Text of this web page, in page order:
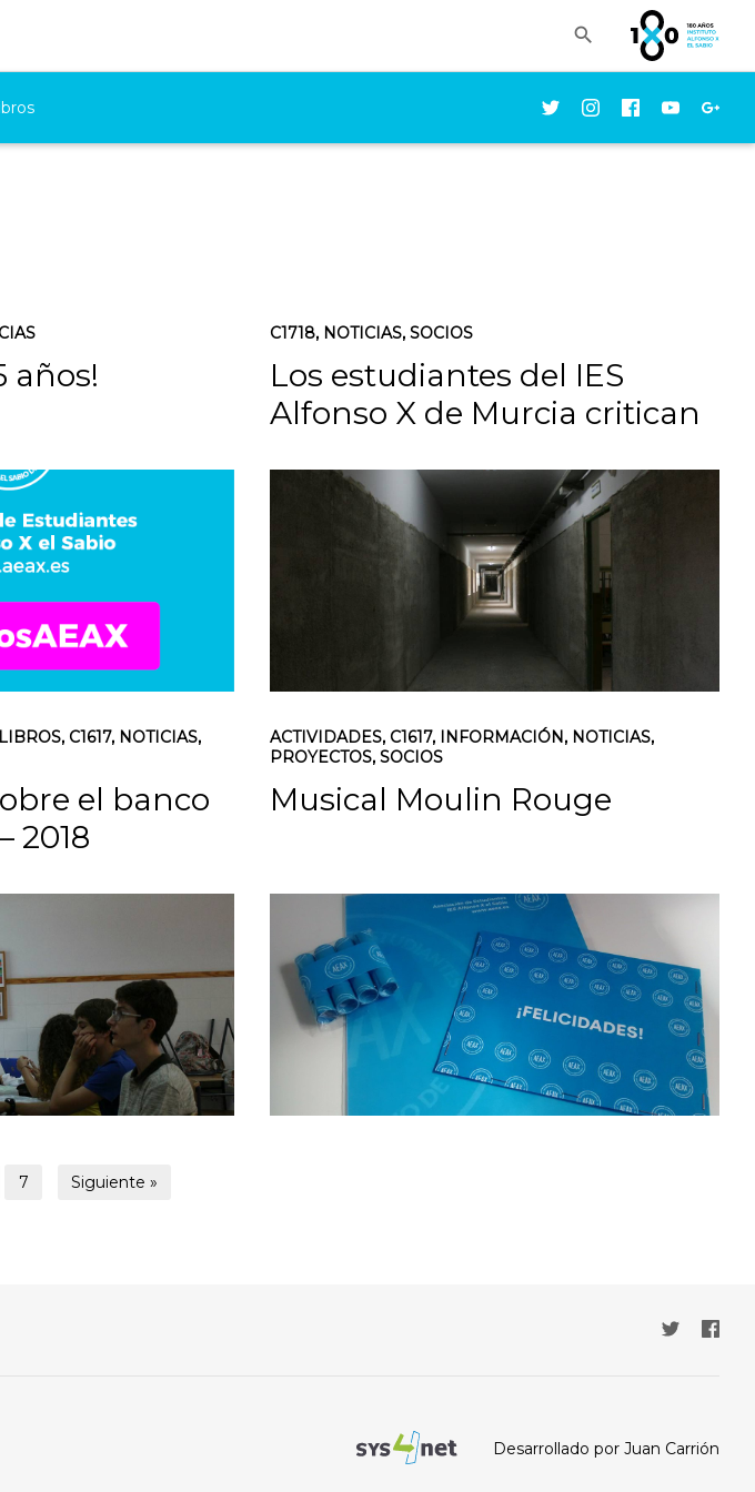

años!
C1718, NOTICIAS, SOCIOS
Los estudiantes del IES
Alfonso X de Murcia critican
derecho a la educación
, C1617, NOTICIAS,
el banco
2018
ACTIVIDADES, C1617, INFORMACIÓN, NOTICIAS,
PROYECTOS, SOCIOS
Musical Moulin Rouge
7 Siguiente »
Desarrollado por Juan Carrión